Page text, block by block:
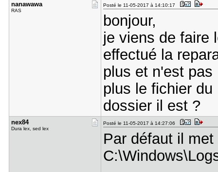
nanawawa
RAS
Posté le 11-05-2017 à 14:10:17
bonjour,
je viens de faire
effectué la
plus et n'est
plus le fichier
dossier il est ?
nex84
Dura lex, sed lex
Posté le 11-05-2017 à 14:27:06
Par défaut il